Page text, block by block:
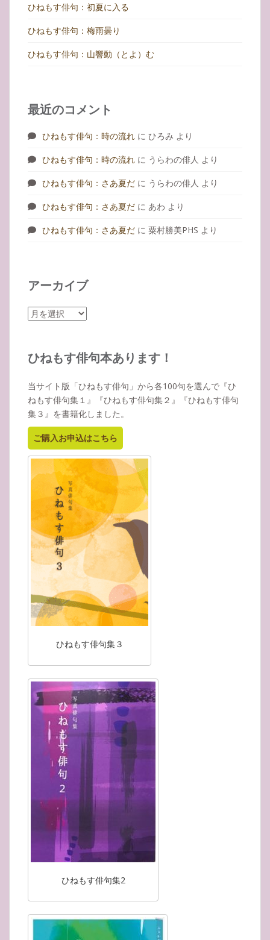
ひねもす俳句：初夏に入る
ひねもす俳句：梅雨曇り
ひねもす俳句：山響動（とよ）む
最近のコメント
ひねもす俳句：時の流れ に ひろみ より
ひねもす俳句：時の流れ に うらわの俳人 より
ひねもす俳句：さあ夏だ に うらわの俳人 より
ひねもす俳句：さあ夏だ に あわ より
ひねもす俳句：さあ夏だ に 粟村勝美PHS より
アーカイブ
ア
イ
ひねもす俳句本あります！
当サイト版「ひねもす俳句」から各100句を選んで『ひ
ねもす俳句集１』『ひねもす俳句集２』『ひねもす俳句
集３』を書籍化しました。
ご購入お申込はこちら
ひねもす俳句集３
ひねもす俳句集2